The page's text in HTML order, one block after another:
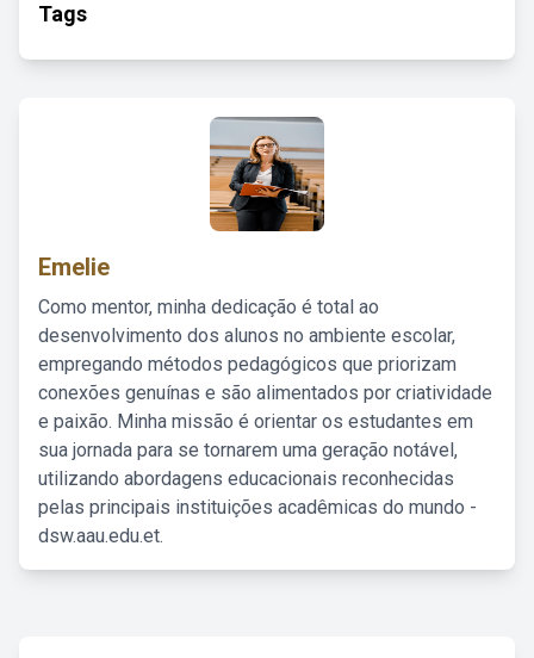
Tags
Emelie
Como mentor, minha dedicação é total ao
desenvolvimento dos alunos no ambiente escolar,
empregando métodos pedagógicos que priorizam
conexões genuínas e são alimentados por criatividade
e paixão. Minha missão é orientar os estudantes em
sua jornada para se tornarem uma geração notável,
utilizando abordagens educacionais reconhecidas
pelas principais instituições acadêmicas do mundo -
dsw.aau.edu.et.